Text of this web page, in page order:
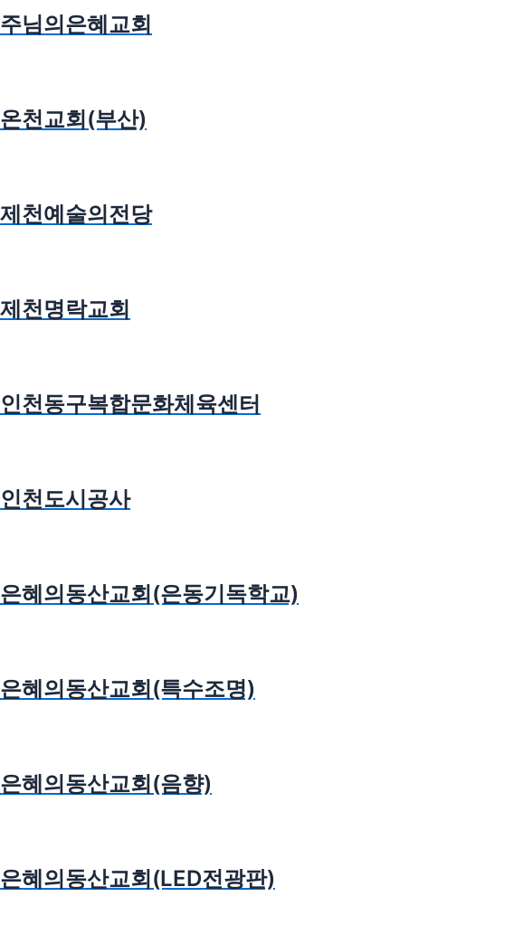
주님의은혜교회
온천교회(부산)
제천예술의전당
제천명락교회
인천동구복합문화체육센터
인천도시공사
은혜의동산교회(은동기독학교)
은혜의동산교회(특수조명)
은혜의동산교회(음향)
은혜의동산교회(LED전광판)